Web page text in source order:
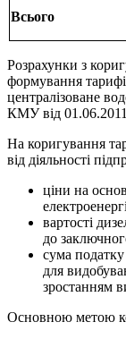
Всього
Розрахунки з
формування
централізоване
КМУ від
На коригування
від діяльності
ціни на
вартості
до
сума
для
зростанням
Основною метою